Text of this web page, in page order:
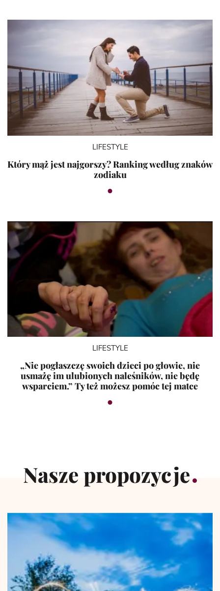
LIFESTYLE
Który mąż jest najgorszy? Ranking według znaków
zodiaku
LIFESTYLE
„Nie pogłaszczę swoich dzieci po głowie, nie
usmażę im ulubionych naleśników, nie będę
wsparciem.” Ty też możesz pomóc tej matce
Nasze propozycje